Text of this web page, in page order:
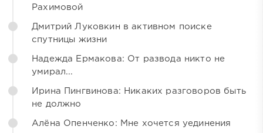
Рахимовой
Дмитрий Луковкин в активном поиске
спутницы жизни
Надежда Ермакова: От развода никто не
умирал...
Ирина Пингвинова: Никаких разговоров быть
не должно
Алёна Опенченко: Мне хочется уединения